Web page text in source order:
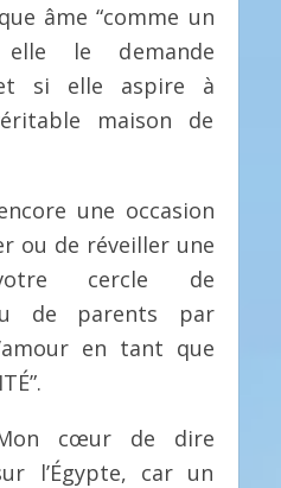
âme “comme un
le demande
si elle aspire à
maison de
une occasion
ou de réveiller une
cercle de
de parents par
en tant que
cœur de dire
l’Égypte, car un